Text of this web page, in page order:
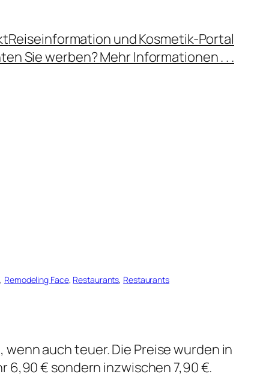
Reiseinformation und Kosmetik-Portal
Sie werben? Mehr Informationen . . .
, Remodeling Face, Restaurants, Restaurants
auch teuer. Die Preise wurden in
6,90 € sondern inzwischen 7,90 €.